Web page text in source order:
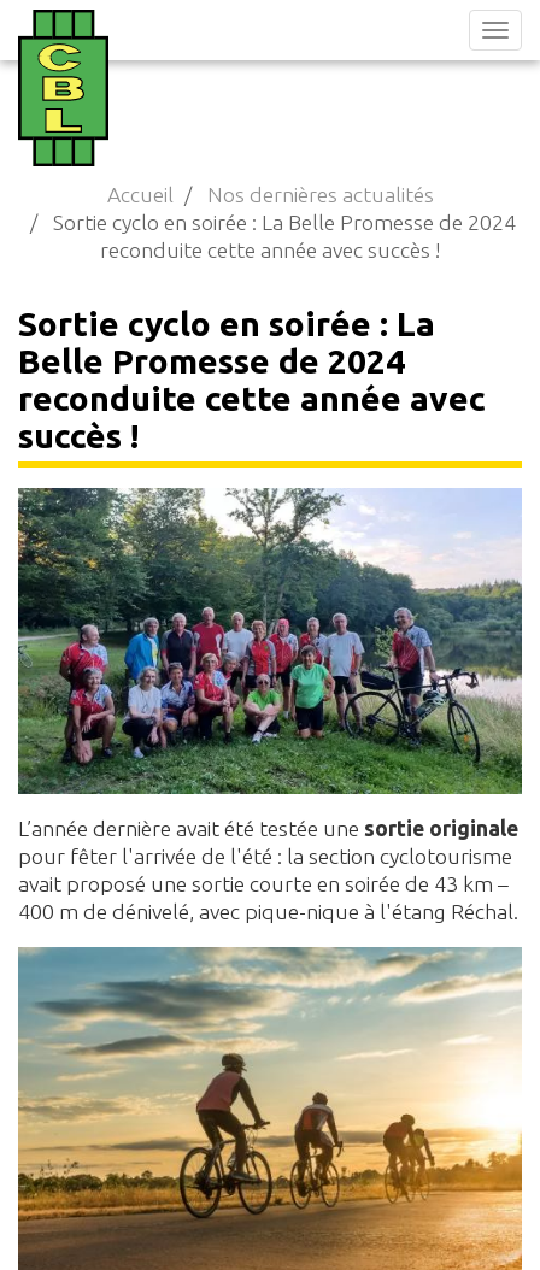
Aller
au
contenu
principal
Accueil
Nos dernières actualités
Sortie cyclo en soirée : La Belle Promesse de 2024
reconduite cette année avec succès !
Sortie cyclo en soirée : La
Belle Promesse de 2024
reconduite cette année avec
succès !
L’année dernière avait été testée une sortie originale
pour fêter l'arrivée de l'été : la section cyclotourisme
avait proposé une sortie courte en soirée de 43 km –
400 m de dénivelé, avec pique-nique à l'étang Réchal.